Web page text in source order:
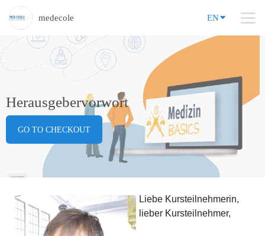
medecole EN
Herausgebervorwort
GO TO CHECKOUT
Liebe Kursteilnehmerin,
lieber Kursteilnehmer,